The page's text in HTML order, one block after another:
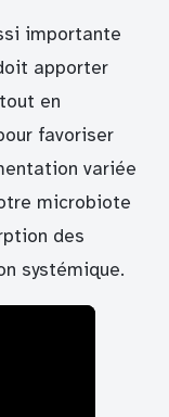
importante
apporter
en
favoriser
variée
microbiote
des
systémique.